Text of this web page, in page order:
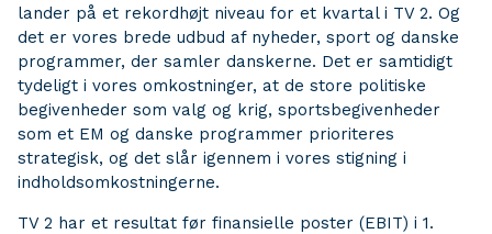
lander på et rekordhøjt niveau for et kvartal i TV 2. Og
det er vores brede udbud af nyheder, sport og danske
programmer, der samler danskerne. Det er samtidigt
tydeligt i vores omkostninger, at de store politiske
begivenheder som valg og krig, sportsbegivenheder
som et EM og danske programmer prioriteres
strategisk, og det slår igennem i vores stigning i
indholdsomkostningerne.
TV 2 har et resultat før finansielle poster (EBIT) i 1.